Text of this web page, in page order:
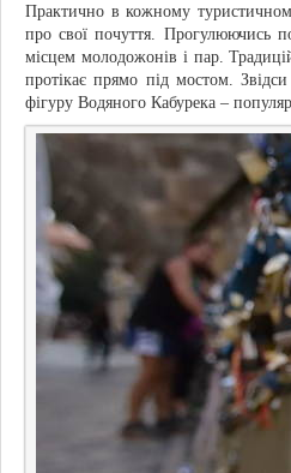
Практично в кожному
про свої почуття. Прогулюючись
місцем молодожонів і пар.
протікає прямо під мостом.
фігуру Водяного Кабурека –